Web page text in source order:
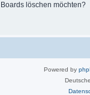
löschen möchten?
Powered by